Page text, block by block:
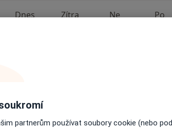
Dnes Zítra Ne Po
partnerům používat soubory cookie (nebo